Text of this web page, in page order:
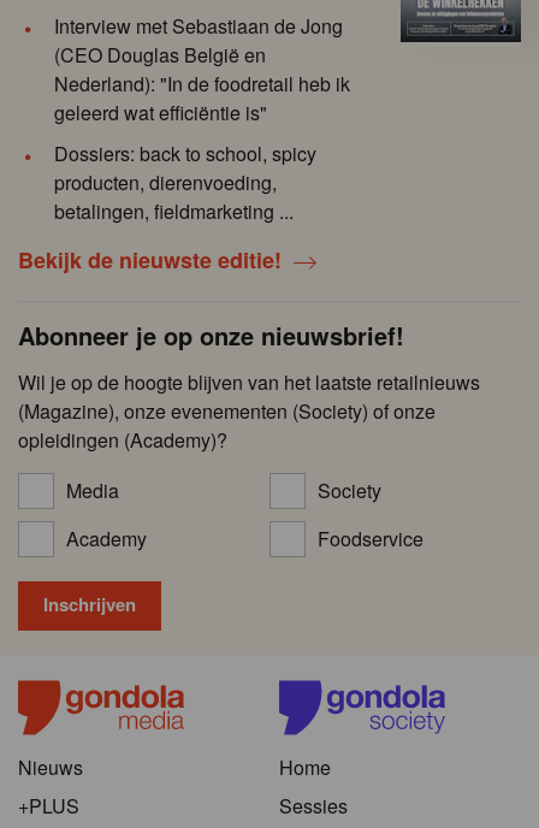
Interview met Sebastiaan de Jong
(CEO Douglas België en
Nederland): "In de foodretail heb ik
geleerd wat efficiëntie is"
Dossiers: back to school, spicy
producten, dierenvoeding,
betalingen, fieldmarketing ...
Bekijk de nieuwste editie!
Abonneer je op onze nieuwsbrief!
Wil je op de hoogte blijven van het laatste retailnieuws
(Magazine), onze evenementen (Society) of onze
opleidingen (Academy)?
Media
Society
Academy
Foodservice
Nieuws
+PLUS
Home
Sessies